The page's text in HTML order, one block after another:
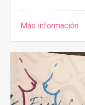
Más información